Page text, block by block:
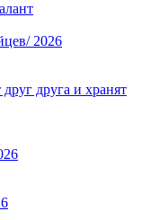
2026
друга и хранят